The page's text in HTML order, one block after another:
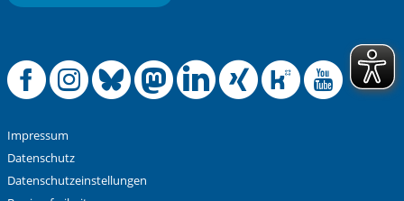
Offizielle
Offizielle
Offizielle
Offizielle
Offizielle
Impressum
Datenschutz
Datenschutzeinstellungen